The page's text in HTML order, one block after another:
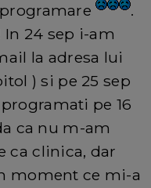
.
24 sep i-am
la adresa lui
) si pe 25 sep
pe 16
ca nu m-am
ca clinica, dar
moment ce mi-a